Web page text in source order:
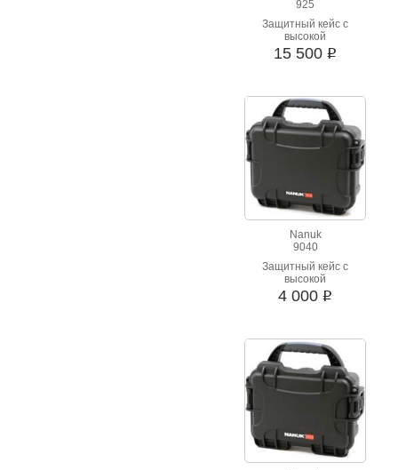
925
Защитный кейс с
высокой
ударопрочностью.
Водонепроницаемый,
цвета.
15 500 i
Nanuk
9040
Защитный кейс с
высокой
ударопрочностью.
Водонепроницаемый,
цвета.
4 000 i